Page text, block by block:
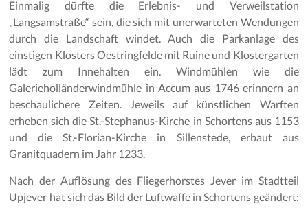
Einmalig dürfte die Erlebnis- und Verweilstation
„Langsamstraße“ sein, die sich mit unerwarteten Wendungen
durch die Landschaft windet. Auch die Parkanlage des
einstigen Klosters Oestringfelde mit Ruine und Klostergarten
lädt zum Innehalten ein. Windmühlen wie die
Galerieholländerwindmühle in Accum aus 1746 erinnern an
beschaulichere Zeiten. Jeweils auf künstlichen Warften
erheben sich die St.-Stephanus-Kirche in Schortens aus 1153
und die St.-Florian-Kirche in Sillenstede, erbaut aus
Granitquadern im Jahr 1233.
Nach der Auflösung des Fliegerhorstes Jever im Stadtteil
Upjever hat sich das Bild der Luftwaffe in Schortens geändert: